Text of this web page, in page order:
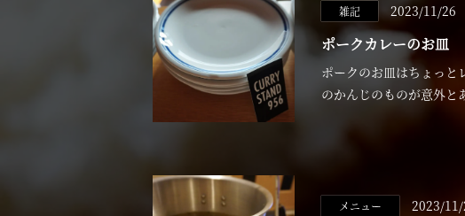
雑記 2023/11/26
ポークカレーのお皿
ポークのお皿はちょっと
のかんじのものが意外
メニュー 2023/